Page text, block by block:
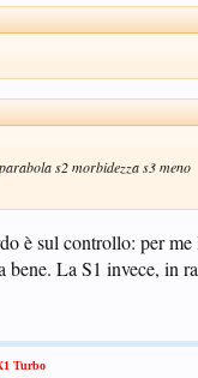
s2 morbidezza s3 meno
è sul controllo: per
La S1 invece, in
Turbo